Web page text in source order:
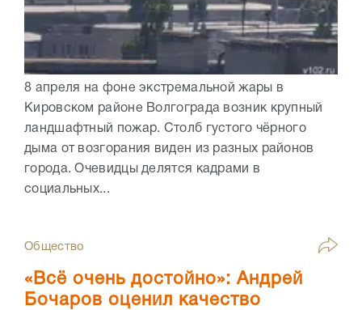
8 апреля на фоне экстремальной жары в
Кировском районе Волгограда возник крупный
ландшафтный пожар. Столб густого чёрного
дыма от возгорания виден из разных районов
города. Очевидцы делятся кадрами в
социальных...
Общество
«Всё очень достойно»: Андрей
Бочаров оценил качество